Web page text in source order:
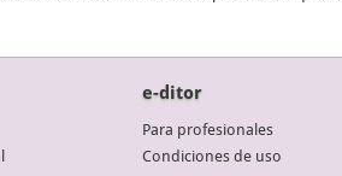
e-ditor
Para profesionales
Condiciones de uso